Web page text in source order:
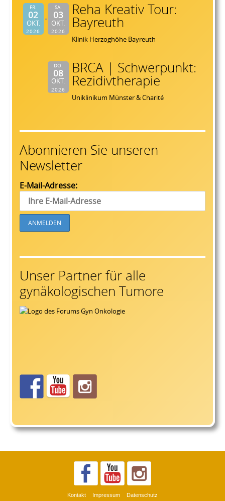
FR.
02
OKT.
2026
SA.
03
OKT.
2026
Reha Kreativ Tour:
Bayreuth
Klinik Herzoghöhe Bayreuth
DO.
08
OKT.
2026
BRCA | Schwerpunkt:
Rezidivtherapie
Uniklinikum Münster & Charité
Abonnieren Sie unseren
Newsletter
E-Mail-Adresse:
Unser Partner für alle
gynäkologischen Tumore
Kontakt Impressum
Datenschutz